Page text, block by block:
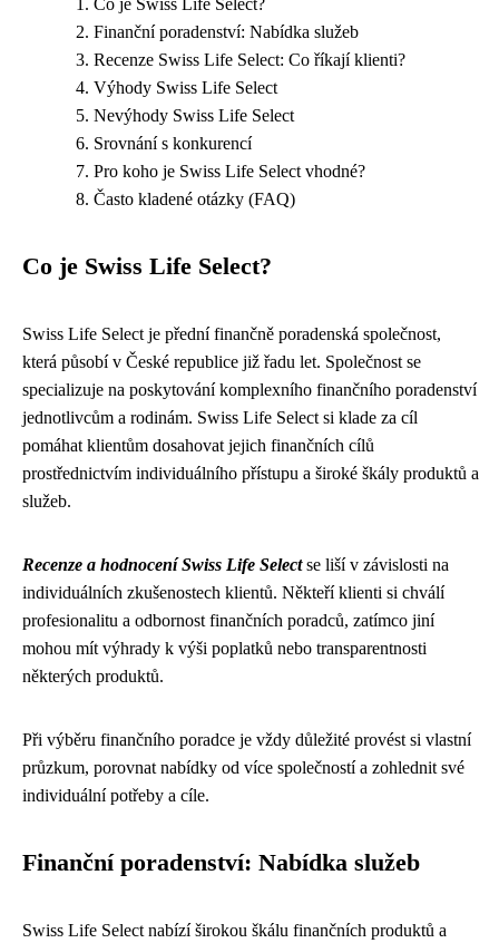
Co je Swiss Life Select?
Finanční poradenství: Nabídka služeb
Recenze Swiss Life Select: Co říkají klienti?
Výhody Swiss Life Select
Nevýhody Swiss Life Select
Srovnání s konkurencí
Pro koho je Swiss Life Select vhodné?
Často kladené otázky (FAQ)
Co je Swiss Life Select?
Swiss Life Select je přední finančně poradenská společnost,
která působí v České republice již řadu let. Společnost se
specializuje na poskytování komplexního finančního poradenství
jednotlivcům a rodinám. Swiss Life Select si klade za cíl
pomáhat klientům dosahovat jejich finančních cílů
prostřednictvím individuálního přístupu a široké škály produktů a
služeb.
Recenze a hodnocení Swiss Life Selectse liší v závislosti na
individuálních zkušenostech klientů. Někteří klienti si chválí
profesionalitu a odbornost finančních poradců, zatímco jiní
mohou mít výhrady k výši poplatků nebo transparentnosti
některých produktů.
Při výběru finančního poradce je vždy důležité provést si vlastní
průzkum, porovnat nabídky od více společností a zohlednit své
individuální potřeby a cíle.
Finanční poradenství: Nabídka služeb
Swiss Life Select nabízí širokou škálu finančních produktů a